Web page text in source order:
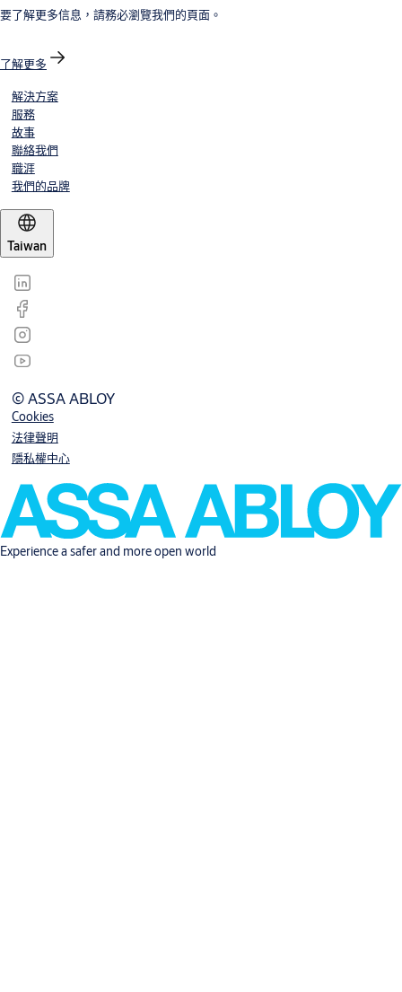
要了解更多信息，請務必瀏覽我們的頁面。
了解更多
解決方案
服務
故事
聯絡我們
職涯
我們的品牌
Taiwan
© ASSA ABLOY
Cookies
法律聲明
隱私權中心
Experience a safer and more open world